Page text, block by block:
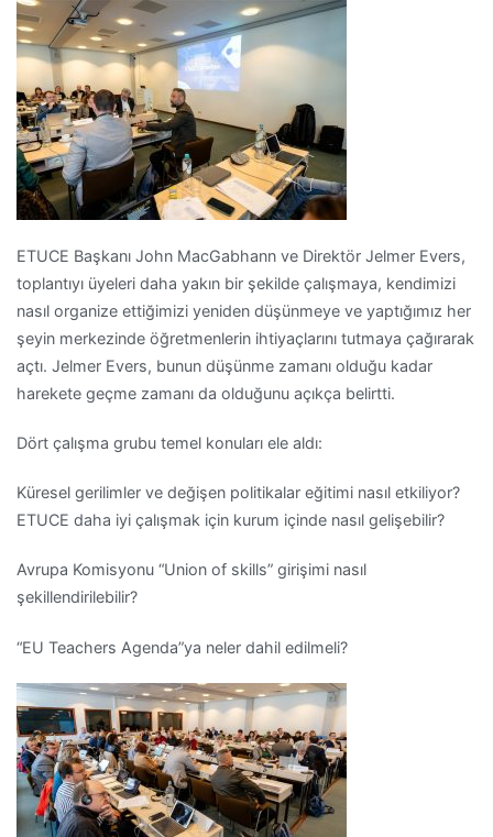
ETUCE Başkanı John MacGabhann ve Direktör Jelmer Evers,
toplantıyı üyeleri daha yakın bir şekilde çalışmaya, kendimizi
nasıl organize ettiğimizi yeniden düşünmeye ve yaptığımız her
şeyin merkezinde öğretmenlerin ihtiyaçlarını tutmaya çağırarak
açtı. Jelmer Evers, bunun düşünme zamanı olduğu kadar
harekete geçme zamanı da olduğunu açıkça belirtti.
Dört çalışma grubu temel konuları ele aldı:
Küresel gerilimler ve değişen politikalar eğitimi nasıl etkiliyor?
ETUCE daha iyi çalışmak için kurum içinde nasıl gelişebilir?
Avrupa Komisyonu “Union of skills” girişimi nasıl
şekillendirilebilir?
“EU Teachers Agenda”ya neler dahil edilmeli?